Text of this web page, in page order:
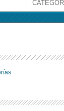
no puede
de este sitio